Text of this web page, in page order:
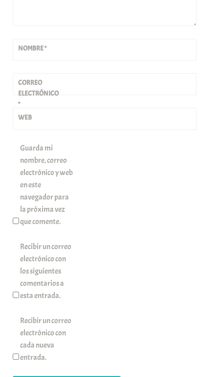
NOMBRE*
CORREO
ELECTRÓNICO
*
WEB
Guarda mi
nombre, correo
electrónico y web
en este
navegador para
la próxima vez
que comente.
Recibir un correo
electrónico con
los siguientes
comentarios a
esta entrada.
Recibir un correo
electrónico con
cada nueva
entrada.